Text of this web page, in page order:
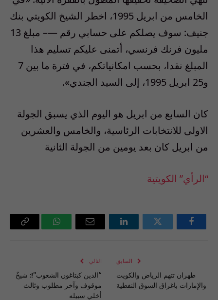
الخامس من ابريل 1995، اخطر الشيخ الكويتي بنك
جنيف: سوف يصلكم على حسابي رقم —– مبلغ 13
مليون فرنك فرنسي، أتمنى عليكم تسليم هذا
المبلغ نقدا، بحسب امكانياتكم، في فترة ما بين 7
و25 ابريل 1995، إلى السيد الجندي».
كان السابع من ابريل هو اليوم الذي يسبق الجولة
الاولى للانتخابات الرئاسية، والخامس والعشرين
من ابريل كان بعد يومين من الجولة الثانية
“الرأي” الكويتية
فيسبوك تويتر لينكدإن
البريد
واتساب Copy
السابق
طهران تتهم الرياض والكويت
والإمارات باغراق السوق النفطية
التالي
“الدين كبتاغون الشعوب”!: شيخٌ
موقوف وآخر مطلوب وثالث
أخلي سبيله